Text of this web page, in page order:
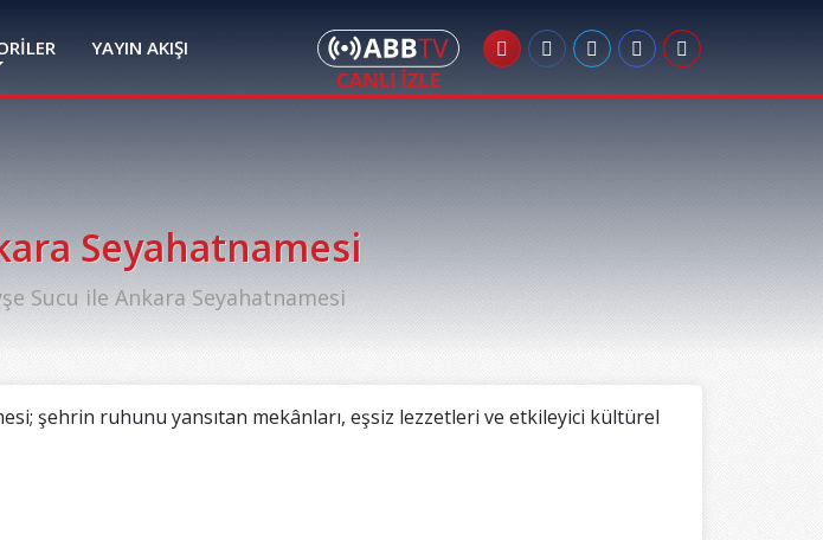
YAYIN AKIŞI
Seyahatnamesi
Sucu ile Ankara Seyahatnamesi
şehrin ruhunu yansıtan mekânları, eşsiz lezzetleri ve etkileyici kültürel